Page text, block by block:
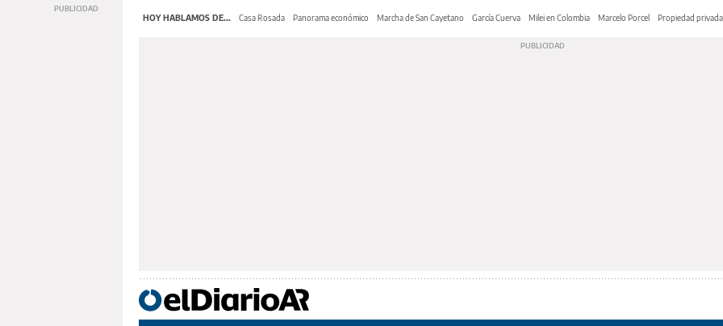
HOY HABLAMOS DE... Casa Rosada Panorama económico Marcha de San Cayetano García Cuerva Milei en Colombia Marcelo Porcel Propiedad privada